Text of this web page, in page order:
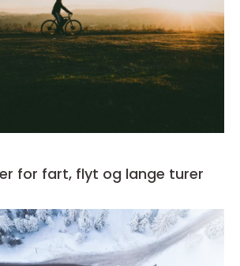
for fart, flyt og lange turer